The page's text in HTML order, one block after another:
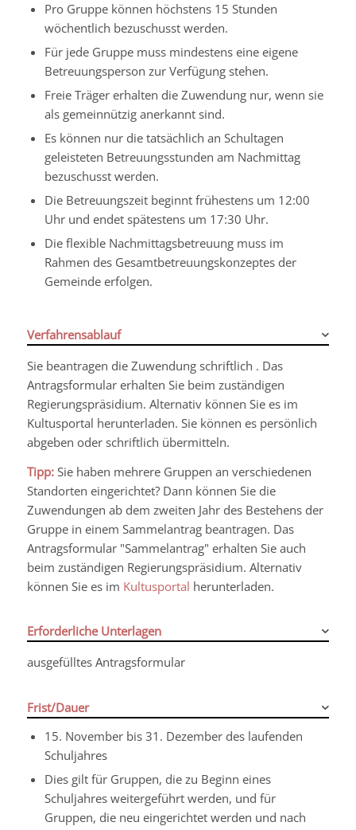
Pro Gruppe können höchstens 15 Stunden
wöchentlich bezuschusst werden.
Für jede Gruppe muss mindestens eine eigene
Betreuungsperson zur Verfügung stehen.
Freie Träger erhalten die Zuwendung nur, wenn sie
als gemeinnützig anerkannt sind.
Es können nur die tatsächlich an Schultagen
geleisteten Betreuungsstunden am Nachmittag
bezuschusst werden.
Die Betreuungszeit beginnt frühestens um 12:00
Uhr und endet spätestens um 17:30 Uhr.
Die flexible Nachmittagsbetreuung muss im
Rahmen des Gesamtbetreuungskonzeptes der
Gemeinde erfolgen.
Verfahrensablauf
Sie beantragen die Zuwendung schriftlich . Das
Antragsformular erhalten Sie beim zuständigen
Regierungspräsidium. Alternativ können Sie es im
Kultusportal herunterladen. Sie können es persönlich
abgeben oder schriftlich übermitteln.
Tipp:Sie haben mehrere Gruppen an verschiedenen
Standorten eingerichtet? Dann können Sie die
Zuwendungen ab dem zweiten Jahr des Bestehens der
Gruppe in einem Sammelantrag beantragen. Das
Antragsformular "Sammelantrag" erhalten Sie auch
beim zuständigen Regierungspräsidium. Alternativ
können Sie es im Kultusportal herunterladen.
Erforderliche Unterlagen
ausgefülltes Antragsformular
Frist/Dauer
15. November bis 31. Dezember des laufenden
Schuljahres
Dies gilt für Gruppen, die zu Beginn eines
Schuljahres weitergeführt werden, und für
Gruppen, die neu eingerichtet werden und nach